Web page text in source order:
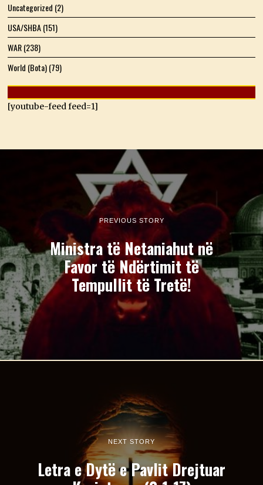
Uncategorized (2)
USA/SHBA(151)
WAR(238)
World (Bota)(79)
[youtube-feed feed=1]
PREVIOUS STORY
Ministra të Netaniahut në
Favor të Ndërtimit të
Tempullit të Tretë!
NEXT STORY
Letra e Dytë e Pavlit Drejtuar